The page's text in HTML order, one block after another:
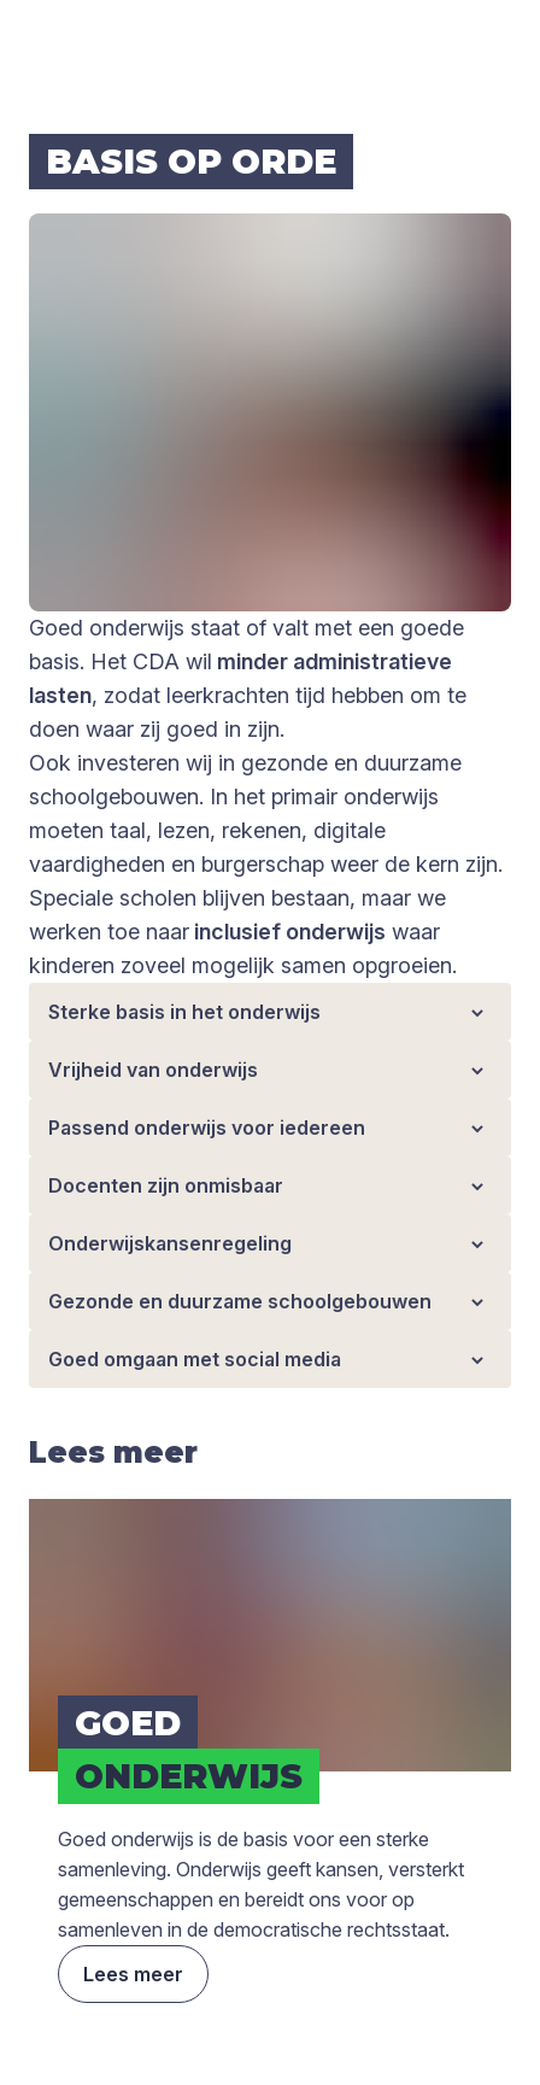
BASIS OP ORDE
Goed onderwijs staat of valt met een goede
basis. Het CDA wil minder administratieve
lasten, zodat leerkrachten tijd hebben om te
doen waar zij goed in zijn.
Ook investeren wij in gezonde en duurzame
schoolgebouwen. In het primair onderwijs
moeten taal, lezen, rekenen, digitale
vaardigheden en burgerschap weer de kern zijn.
Speciale scholen blijven bestaan, maar we
werken toe naar inclusief onderwijs waar
kinderen zoveel mogelijk samen opgroeien.
Sterke basis in het onderwijs
Vrijheid van onderwijs
Passend onderwijs voor iedereen
Docenten zijn onmisbaar
Onderwijskansenregeling
Gezonde en duurzame schoolgebouwen
Goed omgaan met social media
Lees meer
GOED
ONDER­WIJS
Goed onderwijs is de basis voor een sterke
samenleving. Onderwijs geeft kansen, versterkt
gemeenschappen en bereidt ons voor op
samenleven in de democratische rechtsstaat.
Lees meer